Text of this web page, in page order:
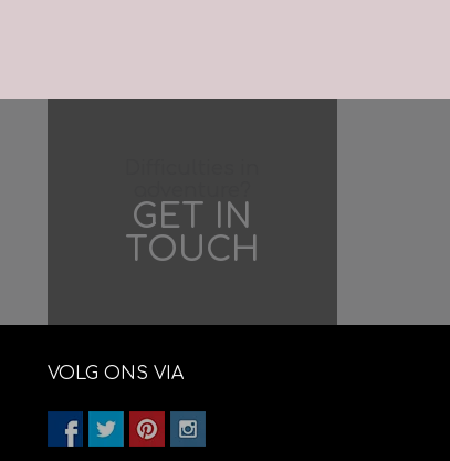
GET IN
TOUCH
VOLG ONS VIA